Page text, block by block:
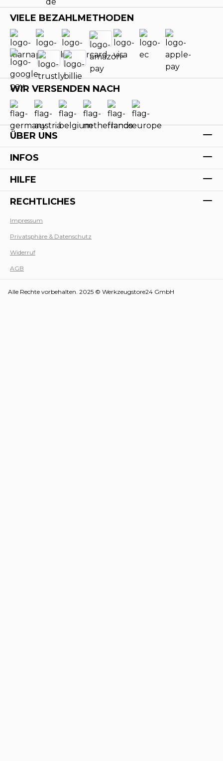
VIELE BEZAHLMETHODEN
WIR VERSENDEN NACH
ÜBER UNS
INFOS
HILFE
RECHTLICHES
Impressum
Privatsphäre & Datenschutz
Widerruf
AGB
Alle Rechte vorbehalten. 2025 © Werkzeugstore24 GmbH